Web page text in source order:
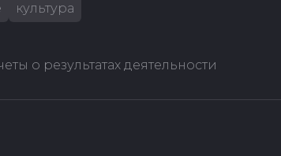
культура
о результатах деятельности